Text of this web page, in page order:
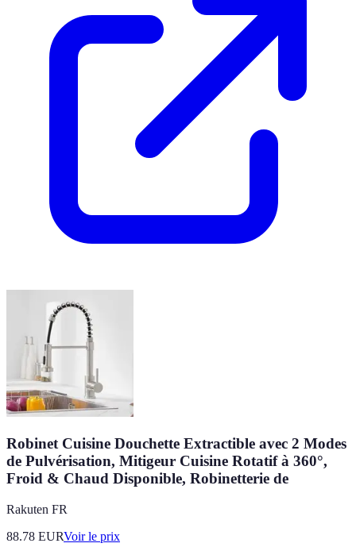
Robinet Cuisine Douchette Extractible avec 2 Modes
de Pulvérisation, Mitigeur Cuisine Rotatif à 360°,
Froid & Chaud Disponible, Robinetterie de
Rakuten FR
88.78 EURVoir le prix